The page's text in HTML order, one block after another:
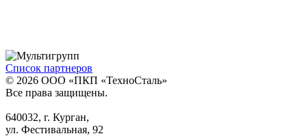
Список партнеров
© 2026 ООО «ПКП «ТехноСталь»
Все права защищены.
640032, г. Курган,
ул. Фестивальная, 92